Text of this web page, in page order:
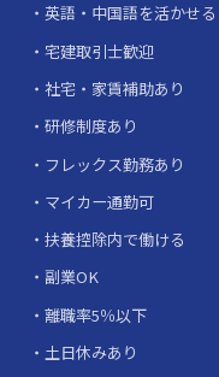
英語・中国語を活かせる
宅建取引士歓迎
社宅・家賃補助あり
研修制度あり
フレックス勤務あり
マイカー通勤可
扶養控除内で働ける
副業OK
離職率5％以下
土日休みあり